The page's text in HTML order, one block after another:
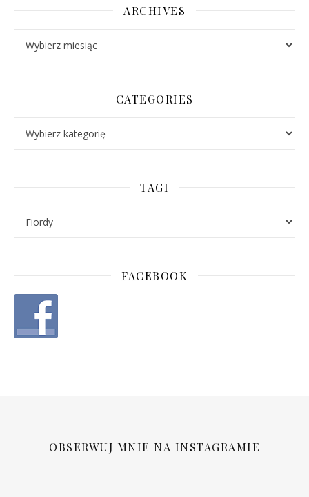
ARCHIVES
CATEGORIES
TAGI
FACEBOOK
OBSERWUJ MNIE NA INSTAGRAMIE